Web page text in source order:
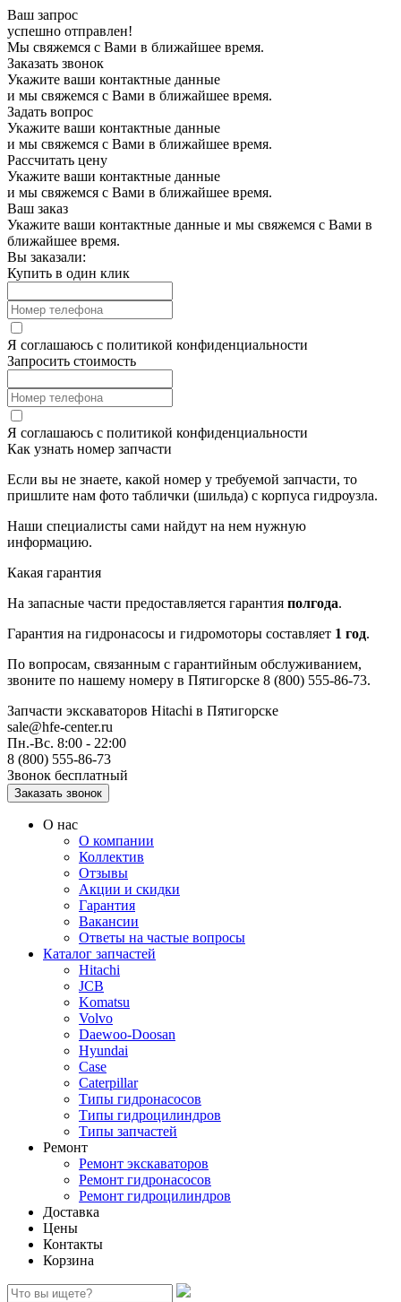
Ваш запрос
успешно отправлен!
Мы свяжемся с Вами в ближайшее время.
Заказать звонок
Укажите ваши контактные данные
и мы свяжемся с Вами в ближайшее время.
Задать вопрос
Укажите ваши контактные данные
и мы свяжемся с Вами в ближайшее время.
Рассчитать цену
Укажите ваши контактные данные
и мы свяжемся с Вами в ближайшее время.
Ваш заказ
Укажите ваши контактные данные и мы свяжемся с Вами в
ближайшее время.
Вы заказали:
Купить в один клик
Я соглашаюсь с политикой конфиденциальности
Запросить стоимость
Я соглашаюсь с политикой конфиденциальности
Как узнать номер запчасти
Если вы не знаете, какой номер у требуемой запчасти, то
пришлите нам фото таблички (шильда) с корпуса гидроузла.
Наши специалисты сами найдут на нем нужную
информацию.
Какая гарантия
На запасные части предоставляется гарантия полгода.
Гарантия на гидронасосы и гидромоторы составляет 1 год.
По вопросам, связанным с гарантийным обслуживанием,
звоните по нашему номеру в Пятигорске 8 (800) 555-86-73.
Запчасти экскаваторов Hitachi в Пятигорске
sale@hfe-center.ru
Пн.-Вс. 8:00 - 22:00
8 (800) 555-86-73
Звонок бесплатный
О нас
О компании
Коллектив
Отзывы
Акции и скидки
Гарантия
Вакансии
Ответы на частые вопросы
Каталог запчастей
Hitachi
JCB
Komatsu
Volvo
Daewoo-Doosan
Hyundai
Case
Caterpillar
Типы гидронасосов
Типы гидроцилиндров
Типы запчастей
Ремонт
Ремонт экскаваторов
Ремонт гидронасосов
Ремонт гидроцилиндров
Доставка
Цены
Контакты
Корзина